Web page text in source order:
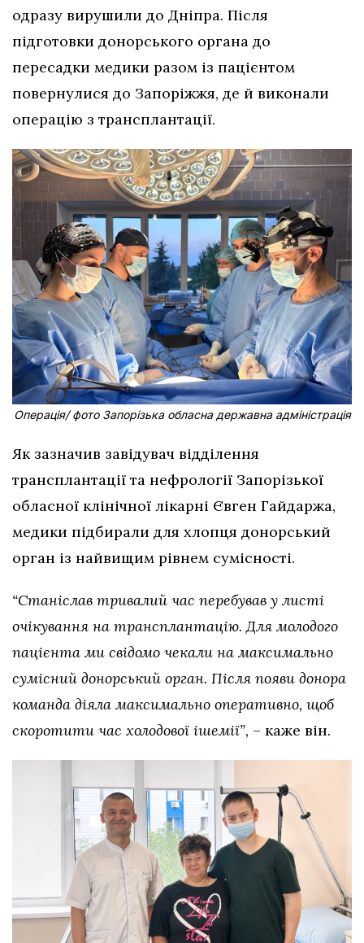
одразу вирушили до Дніпра. Після
підготовки донорського органа до
пересадки медики разом із пацієнтом
повернулися до Запоріжжя, де й виконали
операцію з трансплантації.
Операція/ фото Запорізька обласна державна адміністрація
Як зазначив завідувач відділення
трансплантації та нефрології Запорізької
обласної клінічної лікарні Євген Гайдаржа,
медики підбирали для хлопця донорський
орган із найвищим рівнем сумісності.
“Станіслав тривалий час перебував у листі
очікування на трансплантацію. Для молодого
пацієнта ми свідомо чекали на максимально
сумісний донорський орган. Після появи донора
команда діяла максимально оперативно, щоб
скоротити час холодової ішемії”, – каже він.